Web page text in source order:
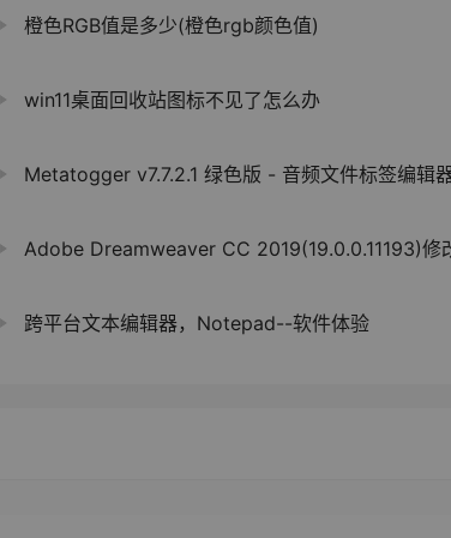
橙色RGB值是多少(橙色rgb颜色值)
win11桌面回收站图标不见了怎么办
Metatogger v7.7.2.1 绿色版 - 音频文件标签编辑
Adobe Dreamweaver CC 2019(19.0.0.11193)修
跨平台文本编辑器，Notepad--软件体验